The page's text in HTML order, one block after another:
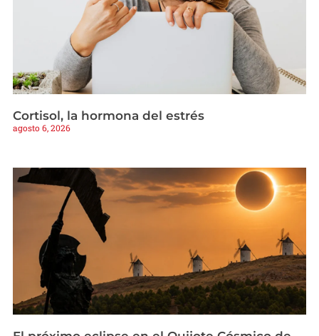
Cortisol, la hormona del estrés
agosto 6, 2026